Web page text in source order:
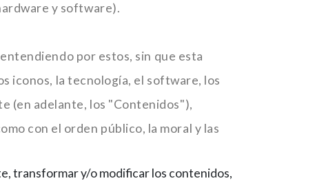
y software).
por estos, sin que esta
iconos, la tecnología, el software, los
(en adelante, los "Contenidos"),
con el orden público, la moral y las
transformar y/o modificar los contenidos,